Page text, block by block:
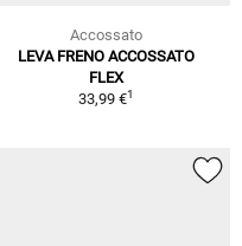
Accossato
LEVA FRENO ACCOSSATO
FLEX
33,99 €1